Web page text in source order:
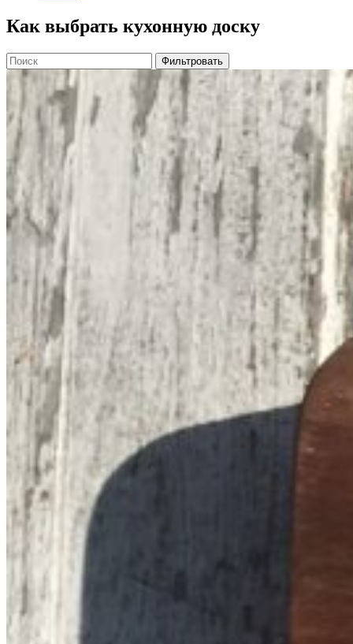
Как выбрать кухонную доску
Фильтровать